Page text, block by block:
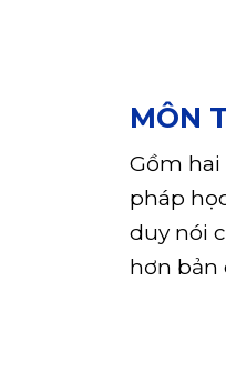
MÔN
Gồm hai
pháp
duy nói
hơn bản